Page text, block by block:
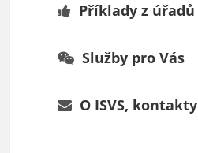
Příklady z úřadů
Služby pro Vás
O ISVS, kontakty